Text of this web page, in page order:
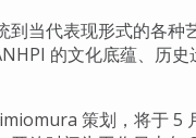
到当代表现形式的各种
的文化底蕴、历史
策划，将于 5